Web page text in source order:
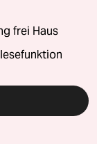
frei Haus